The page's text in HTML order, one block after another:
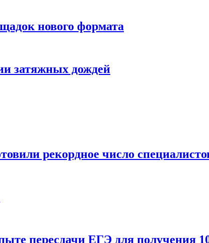
нового формата
затяжных дождей
рекордное число
пересдачи ЕГЭ для получения